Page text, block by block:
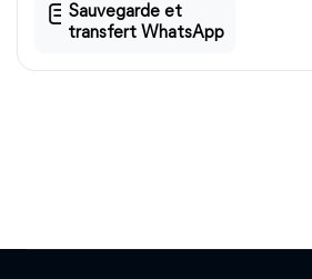
Sauvegarde et
transfert WhatsApp